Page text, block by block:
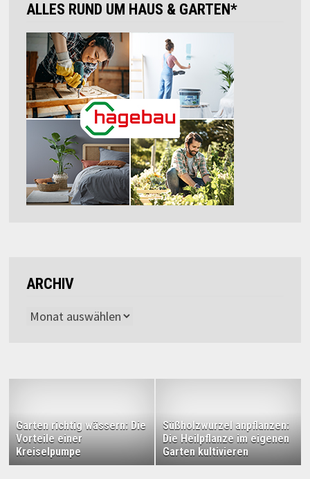
ALLES RUND UM HAUS & GARTEN*
ARCHIV
Archiv
Garten richtig wässern: Die
Vorteile einer
Kreiselpumpe
Süßholzwurzel anpflanzen:
Die Heilpflanze im eigenen
Garten kultivieren